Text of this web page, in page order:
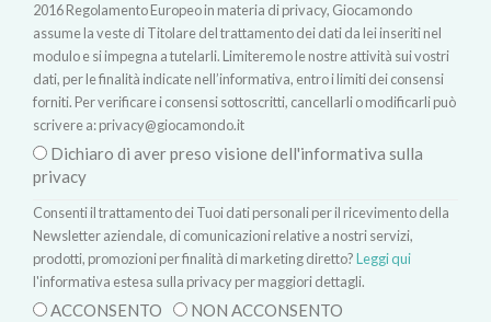
2016 Regolamento Europeo in materia di privacy, Giocamondo
assume la veste di Titolare del trattamento dei dati da lei inseriti nel
modulo e si impegna a tutelarli. Limiteremo le nostre attività sui vostri
dati, per le finalità indicate nell’informativa, entro i limiti dei consensi
forniti. Per verificare i consensi sottoscritti, cancellarli o modificarli può
scrivere a:privacy@giocamondo.it
Dichiaro di aver preso visione dell'informativa sulla
privacy
Consenti il trattamento dei Tuoi dati personali per il ricevimento della
Newsletter aziendale, di comunicazioni relative a nostri servizi,
prodotti, promozioni per finalità di marketing diretto?Leggi qui
l'informativa estesa sulla privacy per maggiori dettagli.
ACCONSENTO NON ACCONSENTO